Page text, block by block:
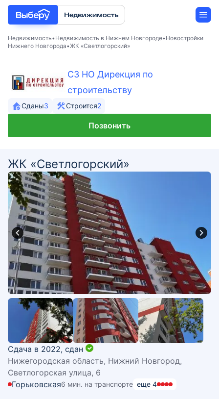
Застройщики
Ипотека
Недвижимость Недвижимость в Нижнем Новгороде Новостройки
Нижнего Новгорода ЖК «Светлогорский»
СЗ НО Дирекция по
строительству
Сданы3 Строится2
Позвонить
ЖК «Светлогорский»
Сдача в 2022, сдан
Нижегородская область, Нижний Новгород,
Светлогорская улица, 6
Горьковская6 мин. на транспорте еще 4